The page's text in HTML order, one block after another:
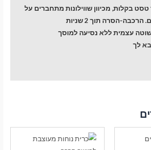
בקלות, מכיוון שווילונות מתחברים על
הרכבה-הסרה תוך 2 שניות
עצמית ללא נסיעה למוסך
לך